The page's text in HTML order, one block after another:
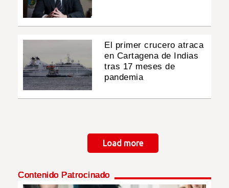
El primer crucero atraca
en Cartagena de Indias
tras 17 meses de
pandemia
Load more
Contenido Patrocinado